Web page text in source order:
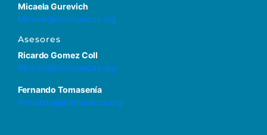
Micaela Gurevich
Micaela@ibermusicas.org
Asesores
Ricardo Gomez Coll
Ricardo@ibermusicas.org
Fernando Tomasenía
Fernando@ibermusicas.org